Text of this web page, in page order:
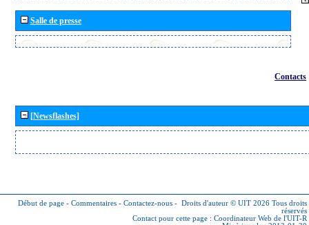
Salle de presse
Contacts
[Newsflashes]
Début de page - Commentaires - Contactez-nous - Droits d'auteur © UIT 2026 Tous droits
réservés
Contact pour cette page : Coordinateur Web de l'UIT-R